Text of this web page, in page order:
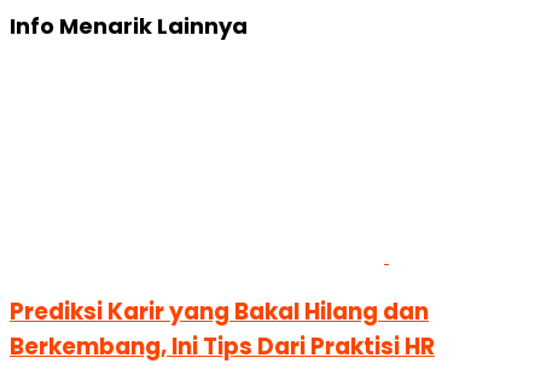
Info Menarik Lainnya
Prediksi Karir yang Bakal Hilang dan
Berkembang, Ini Tips Dari Praktisi HR